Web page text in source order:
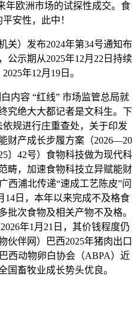
年欧洲市场的试探性成交。食
安性，此中！
）发布2024年第34号通知布
公示期从2025年12月22日持续
年12月19日。
容 “红线” 市场监管总局就
究绝大大都记者是文科生。下
规进行庄重查处，关于印发
财产成长步履方案（2026—20
〕42号）食物科技做为现代科
畴，加速食物科技立异赋能财
西浦北传递“速成工艺陈皮”问
14日，本年以来完成不及格食
批次食物及相关产物不及格。
年1月21日，其价钱程度仍
伙伴网）巴西2025年猪肉出口
西动物卵白协会（ABPA）近
国畜牧业成长势头优良。